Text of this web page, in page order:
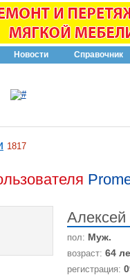
Новости Справочник
1817
пол: Муж.
возраст: 64
регистрация: